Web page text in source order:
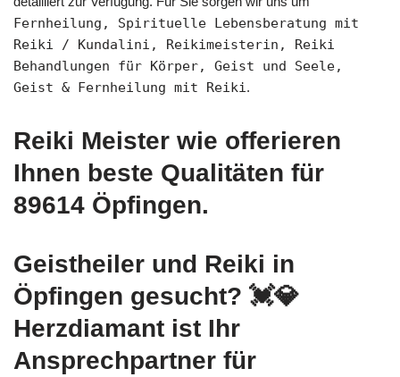
Fernheilung, Spirituelle Lebensberatung mit
Reiki / Kundalini, Reikimeisterin, Reiki
Behandlungen für Körper, Geist und Seele,
Geist & Fernheilung mit Reiki.
Reiki Meister wie offerieren
Ihnen beste Qualitäten für
89614 Öpfingen.
Geistheiler und Reiki in
Öpfingen gesucht? 💓️💎
Herzdiamant ist Ihr
Ansprechpartner für